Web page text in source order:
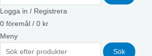
Logga in / Registrera
0 föremål / 0 kr
Meny
Sök